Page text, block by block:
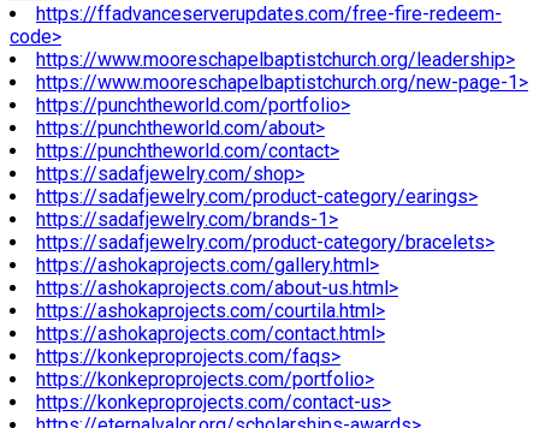
https://ffadvanceserverupdates.com/free-fire-redeem-
code>
https://www.mooreschapelbaptistchurch.org/leadership>
https://www.mooreschapelbaptistchurch.org/new-page-1>
https://punchtheworld.com/portfolio>
https://punchtheworld.com/about>
https://punchtheworld.com/contact>
https://sadafjewelry.com/shop>
https://sadafjewelry.com/product-category/earings>
https://sadafjewelry.com/brands-1>
https://sadafjewelry.com/product-category/bracelets>
https://ashokaprojects.com/gallery.html>
https://ashokaprojects.com/about-us.html>
https://ashokaprojects.com/courtila.html>
https://ashokaprojects.com/contact.html>
https://konkeproprojects.com/faqs>
https://konkeproprojects.com/portfolio>
https://konkeproprojects.com/contact-us>